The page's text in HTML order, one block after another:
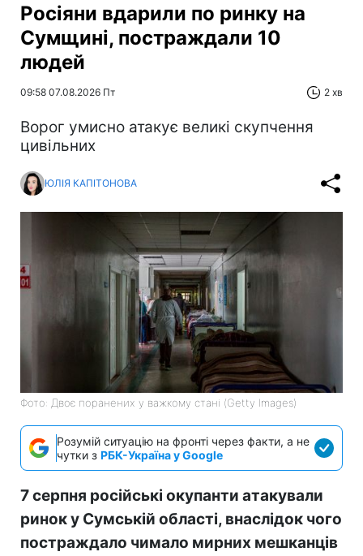
Росіяни вдарили по ринку на
Сумщині, постраждали 10
людей
09:58 07.08.2026 Пт 2 хв
Ворог умисно атакує великі скупчення
цивільних
ЮЛІЯ КАПІТОНОВА
Фото: Двоє поранених у важкому стані (Getty Images)
Розумій ситуацію на фронті через факти, а не
чутки з РБК-Україна у Google
7 серпня російські окупанти атакували
ринок у Сумській області, внаслідок чого
постраждало чимало мирних мешканців